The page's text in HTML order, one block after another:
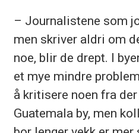
– Journalistene som
men skriver aldri om
noe, blir de drept. I
et mye mindre
å kritisere noen fra
Guatemala by, men